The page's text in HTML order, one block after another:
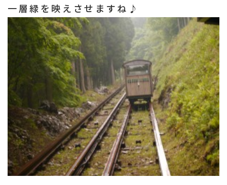
一層緑を映えさせますね♪